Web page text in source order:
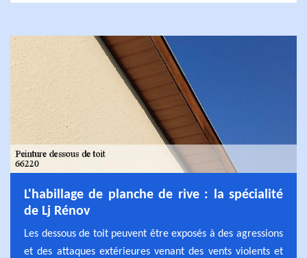
L'habillage de planche de rive : la spécialité
de Lj Rénov
Les dessous de toit peuvent être exposés à des agressions
et des attaques extérieures venant des vents violents et